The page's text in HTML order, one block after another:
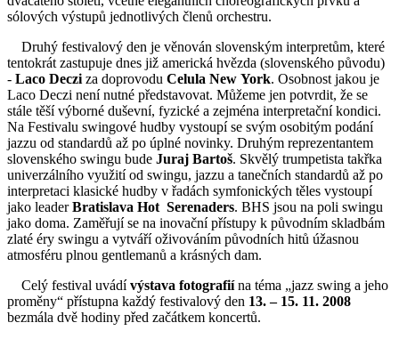
sólových výstupů jednotlivých členů orchestru.
Druhý festivalový den je věnován slovenským interpretům, které
tentokrát zastupuje dnes již americká hvězda (slovenského původu)
- Laco Deczi za doprovodu Celula New York. Osobnost jakou je
Laco Deczi není nutné představovat. Můžeme jen potvrdit, že se
stále těší výborné duševní, fyzické a zejména interpretační kondici.
Na Festivalu swingové hudby vystoupí se svým osobitým podání
jazzu od standardů až po úplné novinky. Druhým reprezentantem
slovenského swingu bude Juraj Bartoš. Skvělý trumpetista takřka
univerzálního využití od swingu, jazzu a tanečních standardů až po
interpretaci klasické hudby v řadách symfonických těles vystoupí
jako leaderBratislava Hot Serenaders. BHS jsou na poli swingu
jako doma. Zaměřují se na inovační přístupy k původním skladbám
zlaté éry swingu a vytváří oživováním původních hitů úžasnou
atmosféru plnou gentlemanů a krásných dam.
Celý festival uvádívýstava fotografiína téma „jazz swing a jeho
proměny“ přístupna každý festivalový den 13. – 15. 11. 2008
bezmála dvě hodiny před začátkem koncertů.